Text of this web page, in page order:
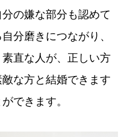
の嫌な部分も認めて
分磨きにつながり、
素直な人が、正しい方
な方と結婚できます
できます。